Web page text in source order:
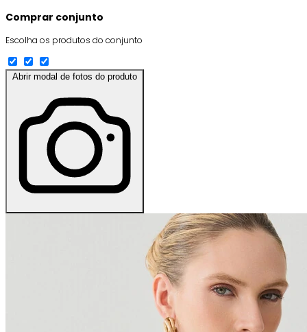
Comprar conjunto
Escolha os produtos do conjunto
Abrir modal de fotos do produto